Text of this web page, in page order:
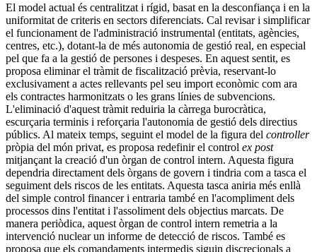
El model actual és centralitzat i rígid, basat en la desconfiança i en la
uniformitat de criteris en sectors diferenciats. Cal revisar i simplificar
el funcionament de l'administració instrumental (entitats, agències,
centres, etc.), dotant-la de més autonomia de gestió real, en especial
pel que fa a la gestió de persones i despeses. En aquest sentit, es
proposa eliminar el tràmit de fiscalització prèvia, reservant-lo
exclusivament a actes rellevants pel seu import econòmic com ara
els contractes harmonitzats o les grans línies de subvencions.
L'eliminació d'aquest tràmit reduiria la càrrega burocràtica,
escurçaria terminis i reforçaria l'autonomia de gestió dels directius
públics. Al mateix temps, seguint el model de la figura del controller
pròpia del món privat, es proposa redefinir el control ex post
mitjançant la creació d'un òrgan de control intern. Aquesta figura
dependria directament dels òrgans de govern i tindria com a tasca el
seguiment dels riscos de les entitats. Aquesta tasca aniria més enllà
del simple control financer i entraria també en l'acompliment dels
processos dins l'entitat i l'assoliment dels objectius marcats. De
manera periòdica, aquest òrgan de control intern remetria a la
intervenció nuclear un informe de detecció de riscos. També es
proposa que els comandaments intermedis siguin discrecionals a